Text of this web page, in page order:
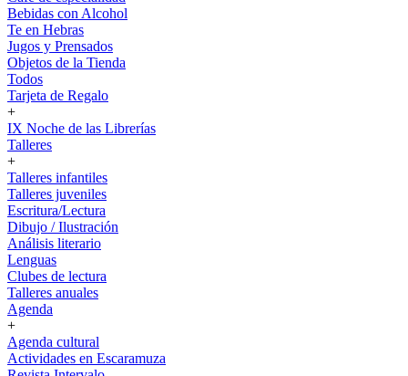
Bebidas con Alcohol
Te en Hebras
Jugos y Prensados
Objetos de la Tienda
Todos
Tarjeta de Regalo
+
IX Noche de las Librerías
Talleres
+
Talleres infantiles
Talleres juveniles
Escritura/Lectura
Dibujo / Ilustración
Análisis literario
Lenguas
Clubes de lectura
Talleres anuales
Agenda
+
Agenda cultural
Actividades en Escaramuza